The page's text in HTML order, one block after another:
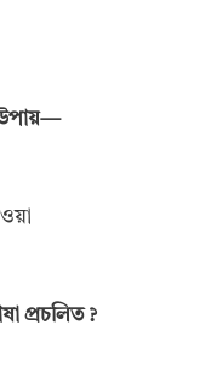
উপায়—
প্রচলিত ?